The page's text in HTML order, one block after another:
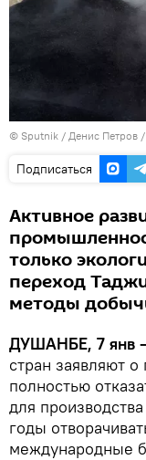
© Sputnik / Денис Петров /
Подписаться
Активное
только
переход
методы
ДУШАНБЕ, 7 янв
стран заявляют
полностью
для
годы
международные